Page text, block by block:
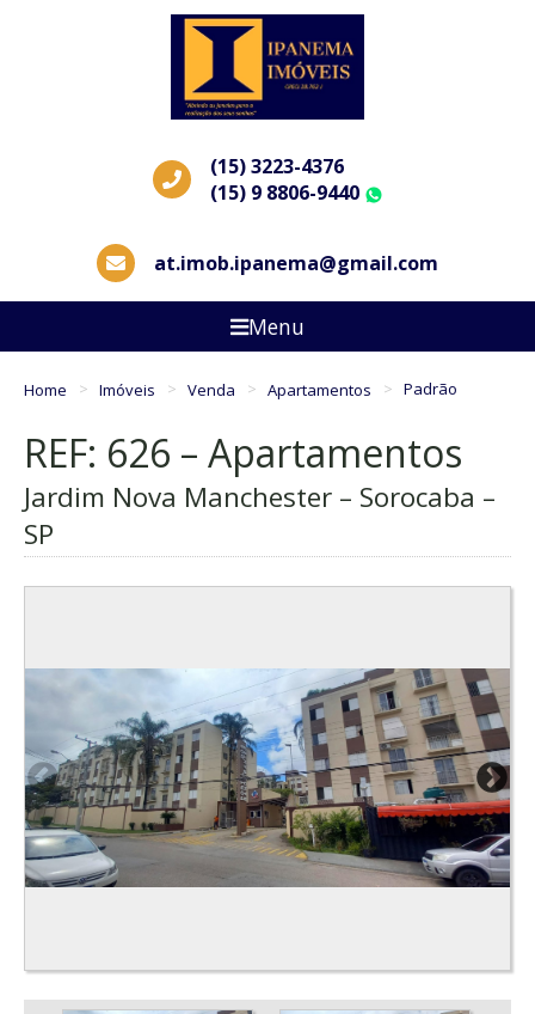
(15) 3223-4376
(15) 9 8806-9440
at.imob.ipanema@gmail.com
Menu
Home Imóveis Venda Apartamentos Padrão
REF: 626 – Apartamentos
Jardim Nova Manchester – Sorocaba –
SP